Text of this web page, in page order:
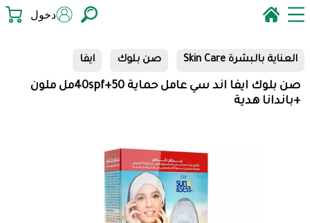
دخول
العناية بالبشرة Skin Care صن بلوك ايفا
صن بلوك ايفا اند سي عامل حماية 40spf+50مل ملون
+باندانا هدية